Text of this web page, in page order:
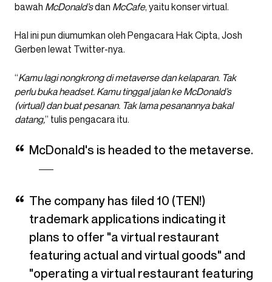
bawah McDonald’sdan McCafe, yaitu konser virtual.
Hal ini pun diumumkan oleh Pengacara Hak Cipta, Josh
Gerben lewat Twitter-nya.
“Kamu lagi nongkrong di metaverse dan kelaparan. Tak
perlu buka headset. Kamu tinggal jalan ke McDonald’s
(virtual) dan buat pesanan. Tak lama pesanannya bakal
datang,” tulis pengacara itu.
McDonald's is headed to the metaverse.
The company has filed 10 (TEN!)
trademark applications indicating it
plans to offer "a virtual restaurant
featuring actual and virtual goods" and
"operating a virtual restaurant featuring